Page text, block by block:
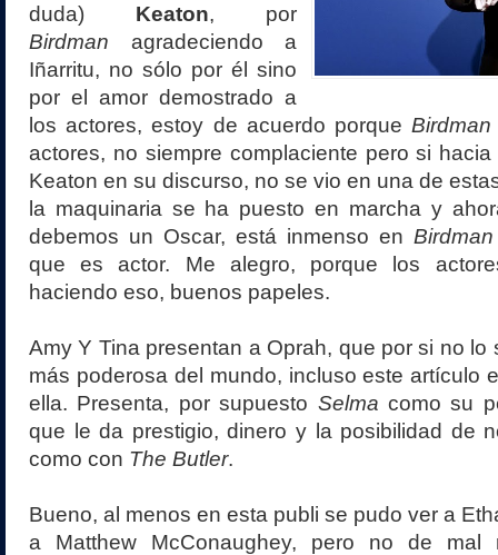
duda) Keaton, por
Birdman agradeciendo a
Iñarritu, no sólo por él sino
por el amor demostrado a
los actores, estoy de acuerdo porqueBirdman
actores, no siempre complaciente pero si
Keaton en su discurso, no se vio en una de
la maquinaria se ha puesto en marcha y
debemos un Oscar, está inmenso en Birdman
que es actor. Me alegro, porque los
haciendo eso, buenos papeles.
Amy Y Tina presentan a Oprah, que por si no lo
más poderosa del mundo, incluso este artículo
ella. Presenta, por supuesto Selma como su
que le da prestigio, dinero y la posibilidad de
como con The Butler.
Bueno, al menos en esta publi se pudo ver a
a Matthew McConaughey, pero no de mal